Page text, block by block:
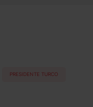
PRESIDENTE TURCO